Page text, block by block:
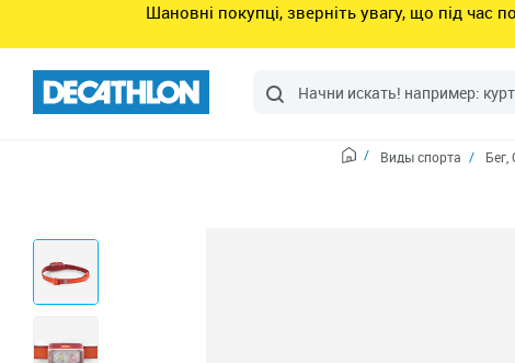
Шановні покупці, зверніть увагу, що під час
Виды спорта Бег,